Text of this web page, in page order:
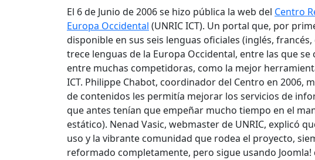
El 6 de Junio de 2006 se hizo pública la web del Centro
Europa Occidental (UNRIC ICT). Un portal que, por
disponible en sus seis lenguas oficiales (inglés,
trece lenguas de la Europa Occidental, entre las que
entre muchas competidoras, como la mejor
ICT. Philippe Chabot, coordinador del Centro en 2006,
de contenidos les permitía mejorar los servicios de
que antes tenían que empeñar mucho tiempo en el
estático). Nenad Vasic, webmaster de UNRIC, explicó
uso y la vibrante comunidad que rodea el proyecto,
reformado completamente, pero sigue usando